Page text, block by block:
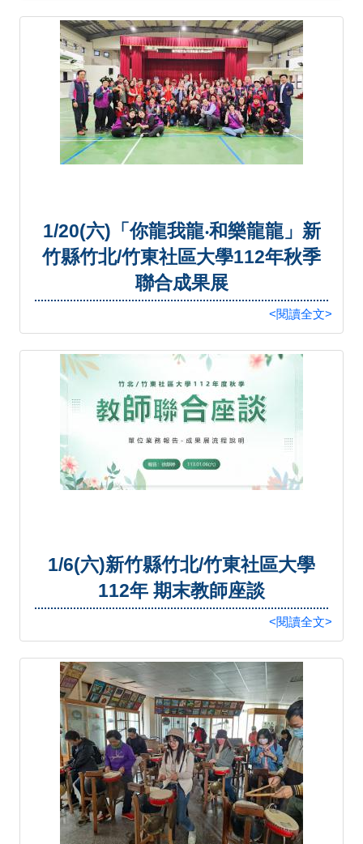
1/20(六)「你龍我龍‧和樂龍龍」新
竹縣竹北/竹東社區大學112年秋季
聯合成果展
<閱讀全文>
1/6(六)新竹縣竹北/竹東社區大學
112年 期末教師座談
<閱讀全文>